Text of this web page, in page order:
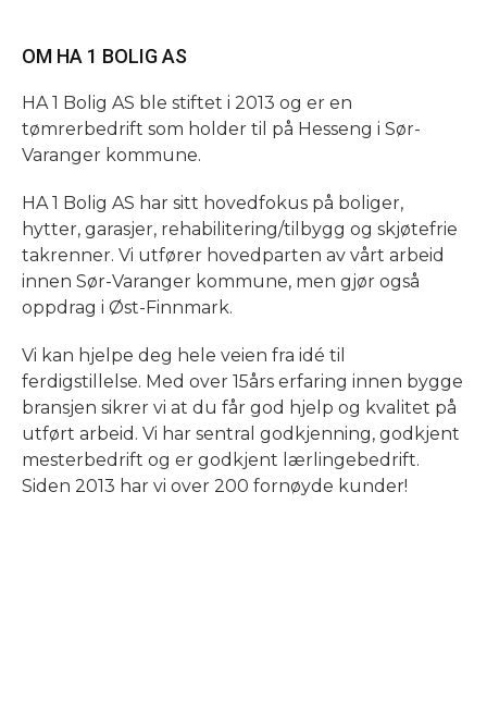
OM HA 1 BOLIG AS
HA 1 Bolig AS ble stiftet i 2013 og er en
tømrerbedrift som holder til på Hesseng i Sør-
Varanger kommune.
HA 1 Bolig AS har sitt hovedfokus på boliger,
hytter, garasjer, rehabilitering/tilbygg og skjøtefrie
takrenner. Vi utfører hovedparten av vårt arbeid
innen Sør-Varanger kommune, men gjør også
oppdrag i Øst-Finnmark.
Vi kan hjelpe deg hele veien fra idé til
ferdigstillelse. Med over 15års erfaring innen bygge
bransjen sikrer vi at du får god hjelp og kvalitet på
utført arbeid. Vi har sentral godkjenning, godkjent
mesterbedrift og er godkjent lærlingebedrift.
Siden 2013 har vi over 200 fornøyde kunder!